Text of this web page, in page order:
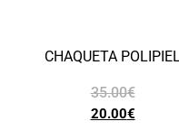
CHAQUETA POLIPIEL
35.00€
20.00€